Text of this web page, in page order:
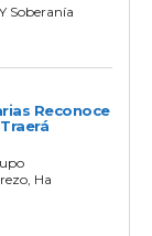
Soberanía
Reconoce
Ha